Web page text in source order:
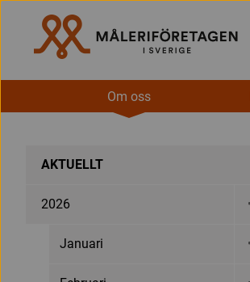
Om oss
AKTUELLT
2026
Januari